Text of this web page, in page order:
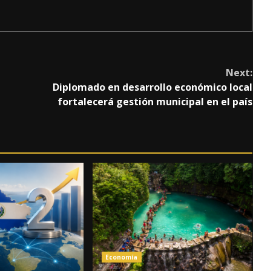
Next:
Diplomado en desarrollo económico local
fortalecerá gestión municipal en el país
Economía